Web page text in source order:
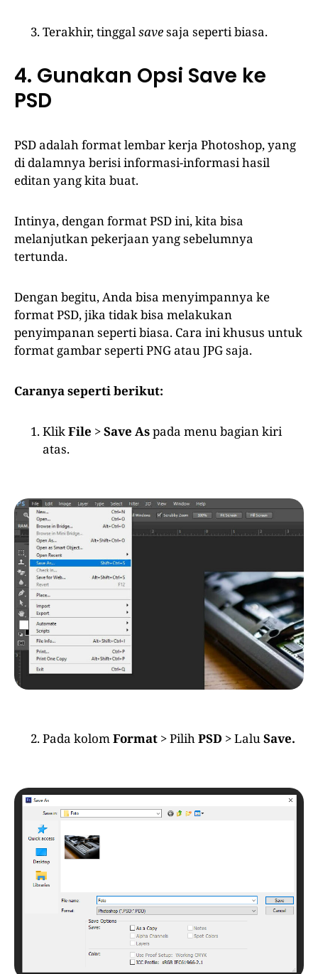
Terakhir, tinggalsavesaja seperti biasa.
4. Gunakan Opsi Save ke
PSD
PSD adalah format lembar kerja Photoshop, yang
di dalamnya berisi informasi-informasi hasil
editan yang kita buat.
Intinya, dengan format PSD ini, kita bisa
melanjutkan pekerjaan yang sebelumnya
tertunda.
Dengan begitu, Anda bisa menyimpannya ke
format PSD, jika tidak bisa melakukan
penyimpanan seperti biasa. Cara ini khusus untuk
format gambar seperti PNG atau JPG saja.
Caranya seperti berikut:
KlikFile >Save Aspada menu bagian kiri
atas.
Pada kolomFormat > PilihPSD > LaluSave.